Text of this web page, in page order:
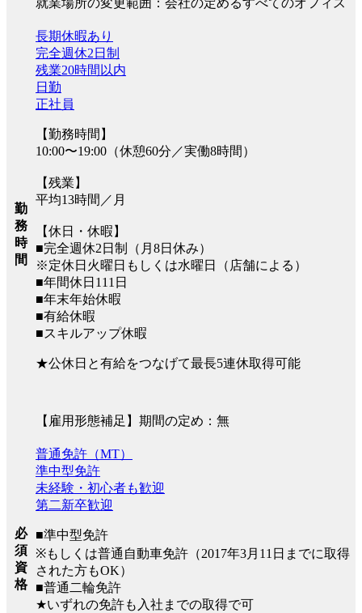
就業場所の変更範囲：会社の定めるすべてのオフィス
勤
務
時
間
長期休暇あり
完全週休2日制
残業20時間以内
日勤
正社員
【勤務時間】
10:00〜19:00（休憩60分／実働8時間）
【残業】
平均13時間／月
【休日・休暇】
■完全週休2日制（月8日休み）
※定休日火曜日もしくは水曜日（店舗による）
■年間休日111日
■年末年始休暇
■有給休暇
■スキルアップ休暇
★公休日と有給をつなげて最長5連休取得可能
【雇用形態補足】期間の定め：無
必
須
資
格
普通免許（MT）
準中型免許
未経験・初心者も歓迎
第二新卒歓迎
■準中型免許
※もしくは普通自動車免許（2017年3月11日までに取得
された方もOK）
■普通二輪免許
★いずれの免許も入社までの取得で可